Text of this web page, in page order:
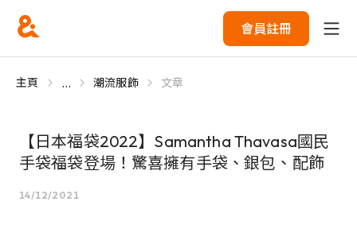
會員註冊
主頁 ... 潮流服飾 文章
【日本福袋2022】Samantha Thavasa國民
手袋福袋登場！驚喜擁有手袋、銀包、配飾
14/12/2021